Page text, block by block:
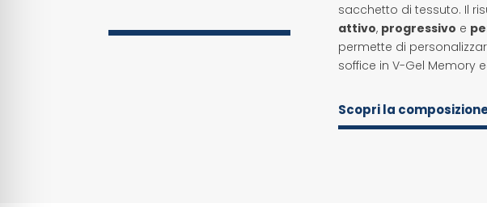
sacchetto di tessuto. Il
attivo, progressivo e
permette di
soffice in V-Gel Memory
Scopri la